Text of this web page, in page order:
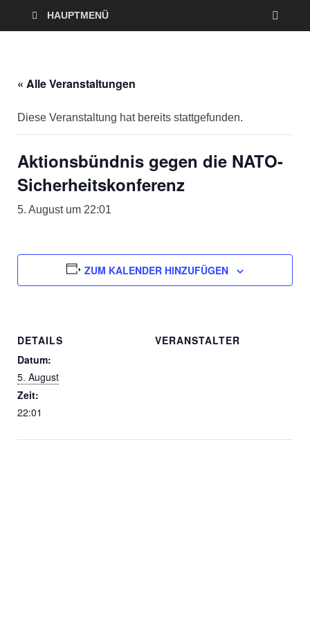
HAUPTMENÜ
« Alle Veranstaltungen
Diese Veranstaltung hat bereits stattgefunden.
Aktionsbündnis gegen die NATO-
Sicherheitskonferenz
5. August um 22:01
ZUM KALENDER HINZUFÜGEN
DETAILS
Datum:
5. August
Zeit:
22:01
VERANSTALTER